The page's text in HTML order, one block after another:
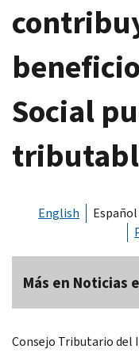
Social
English Español
Más en Noticias
Consejo Tributario del